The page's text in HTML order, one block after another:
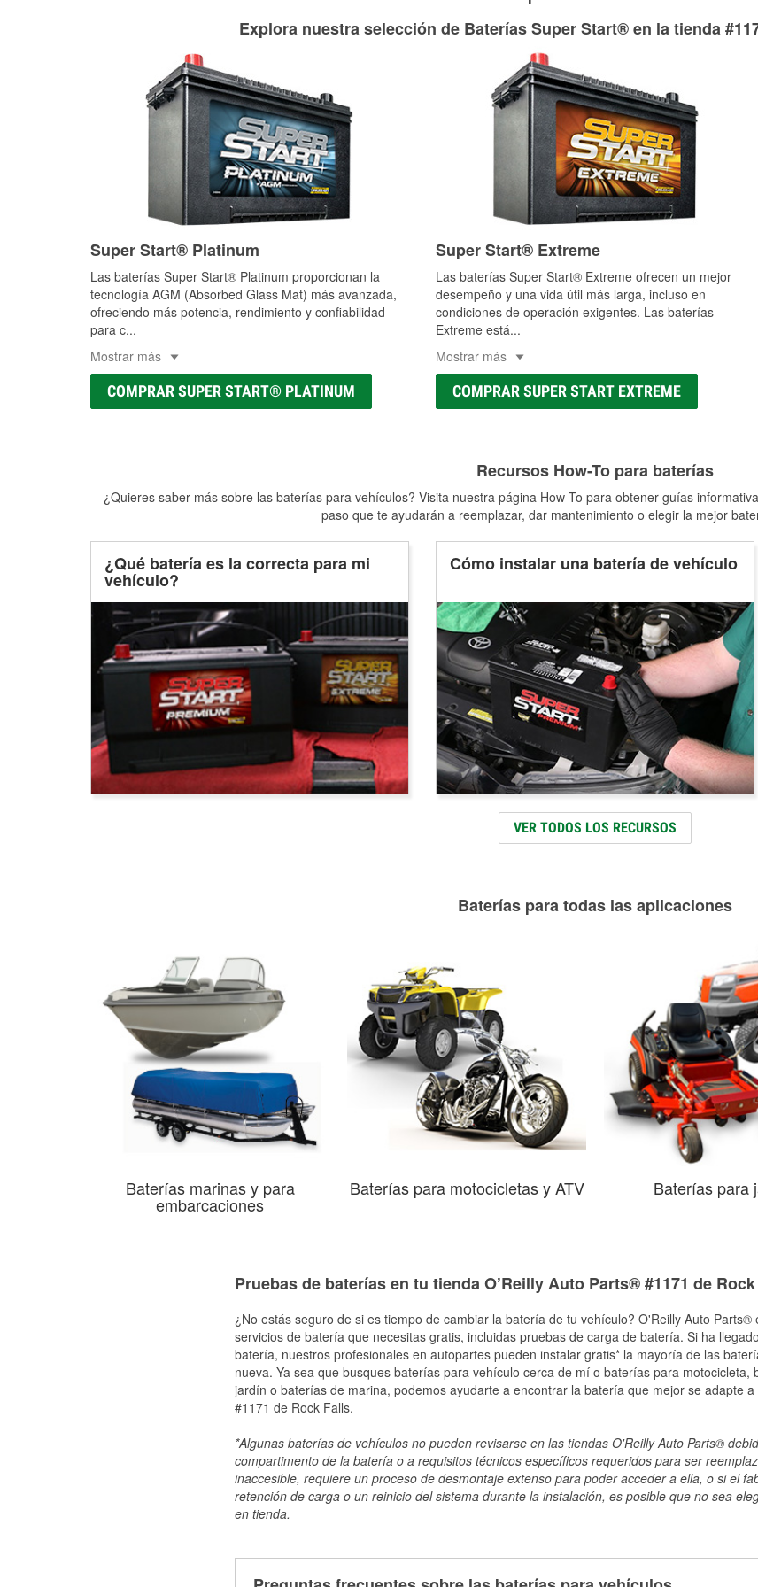
Más información acerca del servicio de mangueras
Explora nuestra selección de Baterías Super Start® en la tienda
Super Start® Platinum
Las baterías Super Start® Platinum proporcionan la
tecnología AGM (Absorbed Glass Mat) más avanzada,
ofreciendo más potencia, rendimiento y confiabilidad
para c...
Mostrar más
COMPRAR SUPER START® PLATINUM
Super Start® Extreme
Las baterías Super Start® Extreme ofrecen un mejor
desempeño y una vida útil más larga, incluso en
condiciones de operación exigentes. Las baterías
Extreme está...
Mostrar más
COMPRAR SUPER START EXTREME
Recursos How-To para baterías
¿Quieres saber más sobre las baterías para vehículos? Visita nuestra página How-To para obtener guías
paso que te ayudarán a reemplazar, dar mantenimiento o elegir la mejor
¿Qué batería es la correcta para mi
vehículo?
Cómo instalar una batería de vehículo
VER TODOS LOS RECURSOS
Baterías para todas las aplicaciones
Baterías marinas y para
embarcaciones
Baterías para motocicletas y ATV Baterías para
Pruebas de baterías en tu tienda O’Reilly Auto Parts® #1171 de
¿No estás seguro de si es tiempo de cambiar la batería de tu vehículo? O'Reilly Auto Parts®
servicios de batería que necesitas gratis, incluidas pruebas de carga de batería. Si ha
batería, nuestros profesionales en autopartes pueden instalar gratis* la mayoría de las
nueva. Ya sea que busques baterías para vehículo cerca de mí o baterías para motocicleta,
jardín o baterías de marina, podemos ayudarte a encontrar la batería que mejor se adapte
#1171 de Rock Falls.
*Algunas baterías de vehículos no pueden revisarse en las tiendas O'Reilly Auto Parts®
compartimento de la batería o a requisitos técnicos específicos requeridos para ser
inaccesible, requiere un proceso de desmontaje extenso para poder acceder a ella, o si el
retención de carga o un reinicio del sistema durante la instalación, es posible que no sea
en tienda.